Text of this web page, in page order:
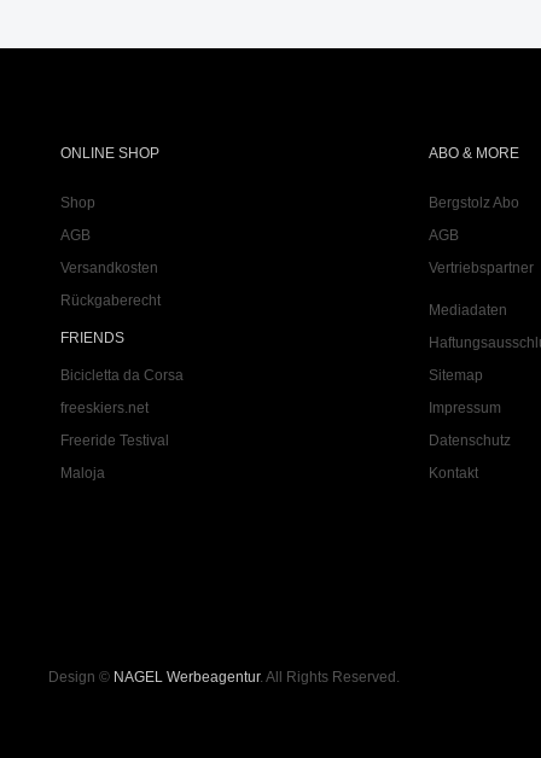
ONLINE SHOP
Shop
AGB
Versandkosten
Rückgaberecht
FRIENDS
Bicicletta da Corsa
freeskiers.net
Freeride Testival
Maloja
ABO & MORE
Bergstolz Abo
AGB
Vertriebspartner
Mediadaten
Sitemap
Impressum
Datenschutz
Kontakt
Design © NAGEL Werbeagentur. All Rights Reserved.